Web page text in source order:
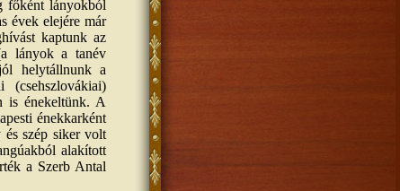
főként lányokból
évek elejére már
kaptunk az
lányok a tanév
helytállnunk a
is énekeltünk. A
énekkarként
és szép siker volt
alakított
a Szerb Antal